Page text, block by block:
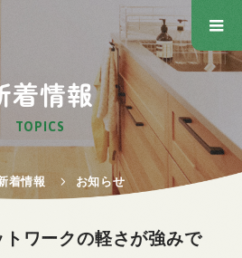
着情報
TOPICS
着情報 お知らせ
ワークの軽さが強みで